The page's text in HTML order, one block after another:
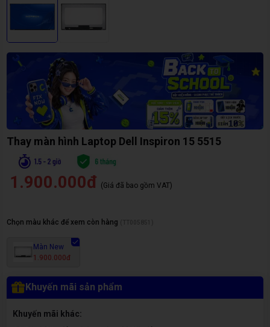
Thay màn hình Laptop Dell Inspiron 15 5515
1.900.000đ (Giá đã bao gồm VAT)
Chọn màu khác để xem còn hàng
Màn New
1.900.000đ
Khuyến mãi sản phẩm
Khuyến mãi khác: